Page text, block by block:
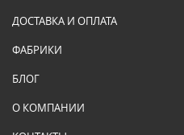
ДОСТАВКА И ОПЛАТА
ФАБРИКИ
БЛОГ
О КОМПАНИИ